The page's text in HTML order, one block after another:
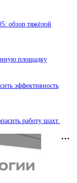
обзор тяжёлой
площадку
эффективность
работу шахт